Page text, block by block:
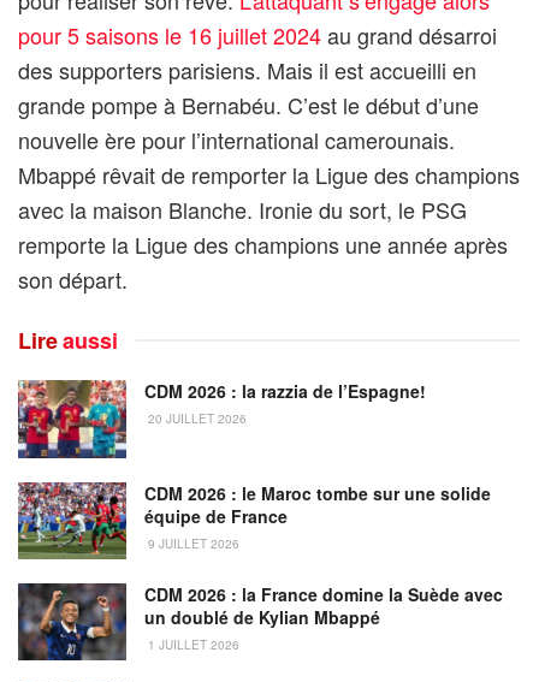
pour 5 saisons le 16 juillet 2024au grand désarroi
des supporters parisiens. Mais il est accueilli en
grande pompe à Bernabéu. C’est le début d’une
nouvelle ère pour l’international camerounais.
Mbappé rêvait de remporter la Ligue des champions
avec la maison Blanche. Ironie du sort, le PSG
remporte la Ligue des champions une année après
son départ.
Lireaussi
CDM 2026 : la razzia de l’Espagne!
20 JUILLET 2026
CDM 2026 : le Maroc tombe sur une solide
équipe de France
9 JUILLET 2026
CDM 2026 : la France domine la Suède avec
un doublé de Kylian Mbappé
1 JUILLET 2026